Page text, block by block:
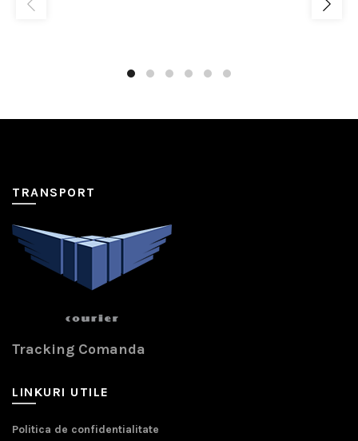
TRANSPORT
Tracking Comanda
LINKURI UTILE
Politica de confidentialitate